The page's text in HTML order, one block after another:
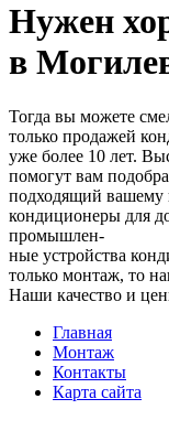
Нужен
в
Тогда вы можете
только продажей
уже более 10 лет.
помогут вам
подходящий
кондиционеры для
промышлен-
ные устройства
только монтаж, то
Наши качество и
Главная
Монтаж
Контакты
Карта сайта